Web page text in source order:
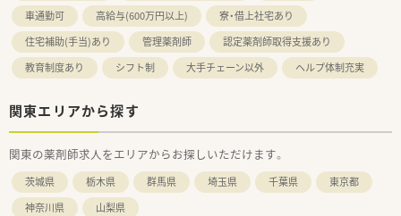
車通勤可
高給与(600万円以上)
寮・借上社宅あり
住宅補助(手当)あり
管理薬剤師
認定薬剤師取得支援あり
教育制度あり
シフト制 大手チェーン以外 ヘルプ体制充実
関東エリアから探す
関東の薬剤師求人をエリアからお探しいただけます。
茨城県 栃木県 群馬県 埼玉県 千葉県
東京都
神奈川県
山梨県